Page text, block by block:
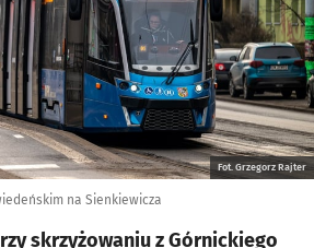
Fot. Grzegorz Rajter
na Sienkiewicza
skrzyżowaniu z Górnickiego